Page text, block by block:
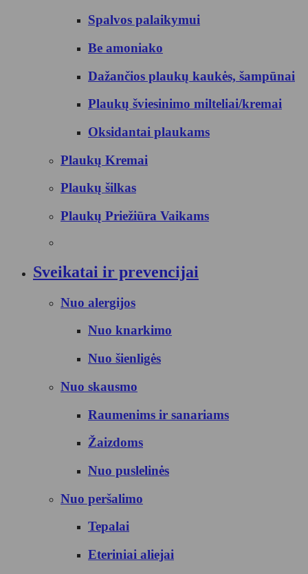
Spalvos palaikymui
Be amoniako
Dažančios plaukų kaukės, šampūnai
Plaukų šviesinimo milteliai/kremai
Oksidantai plaukams
Plaukų Kremai
Plaukų šilkas
Plaukų Priežiūra Vaikams
Sveikatai ir prevencijai
Nuo alergijos
Nuo knarkimo
Nuo šienligės
Nuo skausmo
Raumenims ir sanariams
Žaizdoms
Nuo puslelinės
Nuo peršalimo
Tepalai
Eteriniai aliejai